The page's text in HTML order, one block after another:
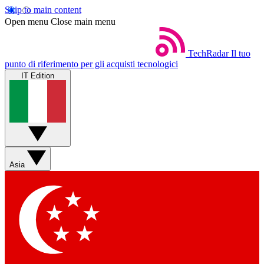
Skip to main content
Open menu Close main menu
TechRadar Il tuo
punto di riferimento per gli acquisti tecnologici
IT Edition
Asia